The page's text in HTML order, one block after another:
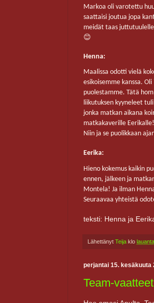
Markoa oli varotettu
saattaisi joutua jopa
meidät taas
😊
Henna:
Maalissa odotti vielä
esikoisemme kanssa.
puolestamme. Tätä
liikutuksen kyyneleet
jonka matkan aikana
matkakaverille
Niin ja se puolikkaan
Eerika:
Hieno kokemus kaikin
ennen, jälkeen ja
Montela! Ja ilman
Seuraavaa yhteistä
teksti: Henna ja
Lähettänyt Teija klo
perjantai 15. kesäkuuta
Team-